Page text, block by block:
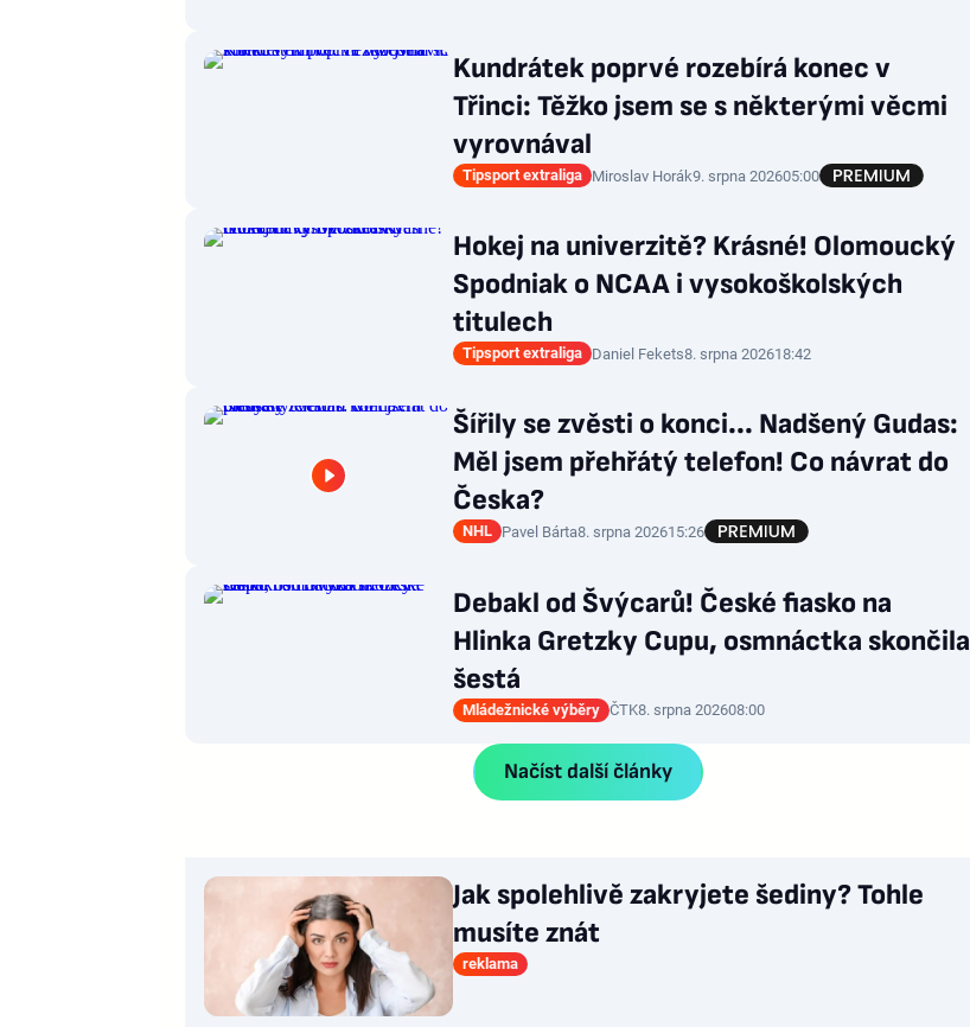
Kundrátek poprvé rozebírá konec v
Třinci: Těžko jsem se s některými věcmi
vyrovnával
Tipsport extraliga Miroslav Horák9. srpna 202605:00
Hokej na univerzitě? Krásné! Olomoucký
Spodniak o NCAA i vysokoškolských
titulech
Tipsport extraliga Daniel Fekets8. srpna 202618:42
Šířily se zvěsti o konci... Nadšený Gudas:
Měl jsem přehřátý telefon! Co návrat do
Česka?
NHL Pavel Bárta8. srpna 202615:26
Debakl od Švýcarů! České fiasko na
Hlinka Gretzky Cupu, osmnáctka skončila
šestá
Mládežnické výběry ČTK8. srpna 202608:00
Načíst další články
Jak spolehlivě zakryjete šediny? Tohle
musíte znát
reklama